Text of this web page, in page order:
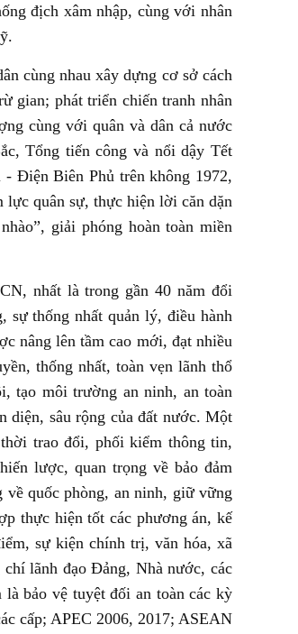
địch xâm nhập, cùng với nhân
cùng nhau xây dựng cơ sở cách
gian; phát triển chiến tranh nhân
cùng với quân và dân cả nước
Tổng tiến công và nổi dậy Tết
Điện Biên Phủ trên không 1972,
lực quân sự, thực hiện lời căn dặn
giải phóng hoàn toàn miền
nhất là trong gần 40 năm đổi
thống nhất quản lý, điều hành
nâng lên tầm cao mới, đạt nhiều
thống nhất, toàn vẹn lãnh thổ
tạo môi trường an ninh, an toàn
diện, sâu rộng của đất nước. Một
trao đổi, phối kiểm thông tin,
lược, quan trọng về bảo đảm
về quốc phòng, an ninh, giữ vững
thực hiện tốt các phương án, kế
sự kiện chính trị, văn hóa, xã
lãnh đạo Đảng, Nhà nước, các
bảo vệ tuyệt đối an toàn các kỳ
cấp; APEC 2006, 2017; ASEAN